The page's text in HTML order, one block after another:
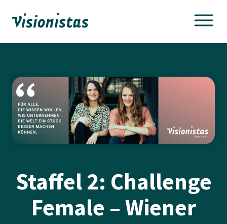
content
Staffel 2: Challenge
Female – Wiener